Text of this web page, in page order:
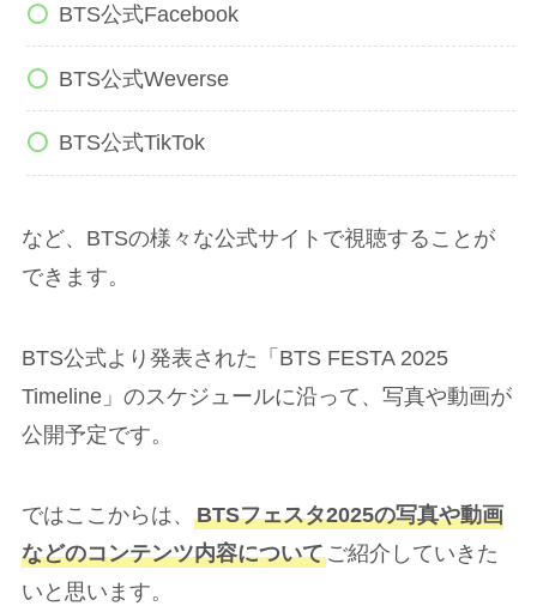
BTS公式Facebook
BTS公式Weverse
BTS公式TikTok
など、BTSの様々な公式サイトで視聴することが
できます。
BTS公式より発表された「BTS FESTA 2025
Timeline」のスケジュールに沿って、写真や動画が
公開予定です。
ではここからは、 BTSフェスタ2025の写真や動画
などのコンテンツ内容についてご紹介していきた
いと思います。